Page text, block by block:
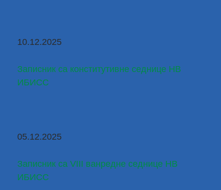
10.12.2025
Записник са конститутивне седнице НВ
ИБИСС
05.12.2025
Записник са VIII ванредне седнице НВ
ИБИСС